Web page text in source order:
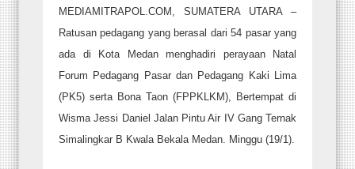
MEDIAMITRAPOL.COM, SUMATERA UTARA –
Ratusan pedagang yang berasal dari 54 pasar yang
ada di Kota Medan menghadiri perayaan Natal
Forum Pedagang Pasar dan Pedagang Kaki Lima
(PK5) serta Bona Taon (FPPKLKM), Bertempat di
Wisma Jessi Daniel Jalan Pintu Air IV Gang Ternak
Simalingkar B Kwala Bekala Medan. Minggu (19/1).